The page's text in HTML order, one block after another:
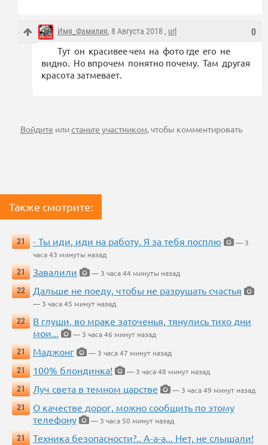
0
Имя_Фамилия, 8 Августа 2018 , url
Тут он красивее чем на фото где его не
видно. Но впрочем понятно почему. Там другая
красота затмевает.
Войдите илистаньте участником, чтобы комментировать
Также смотрите:
21 - Ты иди, иди на работу. Я за тебя посплю
— 3
часа 43 минуты назад
21
Завалили
— 3 часа 44 минуты назад
22
Дальше не поеду, чтобы не разрушать счастья
— 3 часа 45 минут назад
22
В глуши, во мраке заточенья, тянулись тихо дни
мои...
— 3 часа 46 минут назад
21
Маджонг
— 3 часа 47 минут назад
21
100% блондинка!
— 3 часа 48 минут назад
21
Луч света в темном царстве
— 3 часа 49 минут назад
21
О качестве дорог, можно сообщить по этому
телефону
— 3 часа 50 минут назад
21
Техника безопасности?.. А-а-а... Нет, не слышали!